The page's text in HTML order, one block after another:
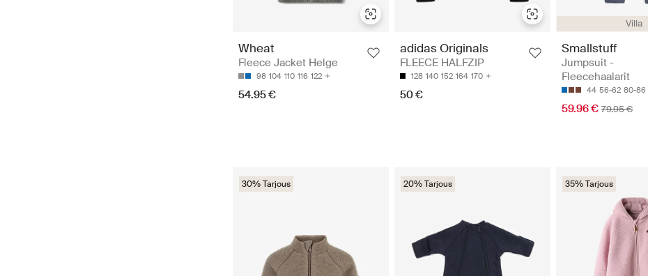
Wheat
Fleece Jacket Helge
98 104 110 116 122
54.95 €
adidas Originals
FLEECE HALFZIP
128 140 152 164 170
50 €
Villa
Smallstuff
Jumpsuit -
Fleecehaalarit
44 56-62 80-86
59.96 € 79.95 €
30% Tarjous 20% Tarjous 35% Tarjous